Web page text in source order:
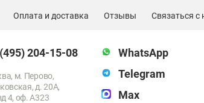
Оплата и доставка Отзывы Связаться с
204-15-08
м. Перово,
д. 20А,
4, оф. A323
WhatsApp
Telegram
Max